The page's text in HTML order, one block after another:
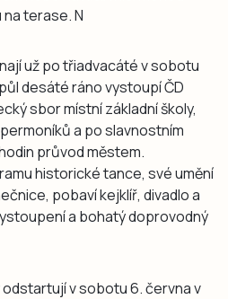
terase. N
už po třiadvacáté v sobotu
desáté ráno vystoupí ČD
sbor místní základní školy,
a po slavnostním
průvod městem.
historické tance, své umění
pobaví kejklíř, divadlo a
a bohatý doprovodný
v sobotu 6. června v